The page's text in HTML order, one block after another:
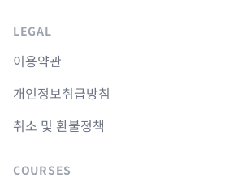
LEGAL
이용약관
개인정보취급방침
취소 및 환불정책
COURSES